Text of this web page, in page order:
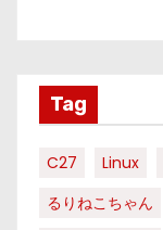
Tag
C27 Linux
るりねこちゃん